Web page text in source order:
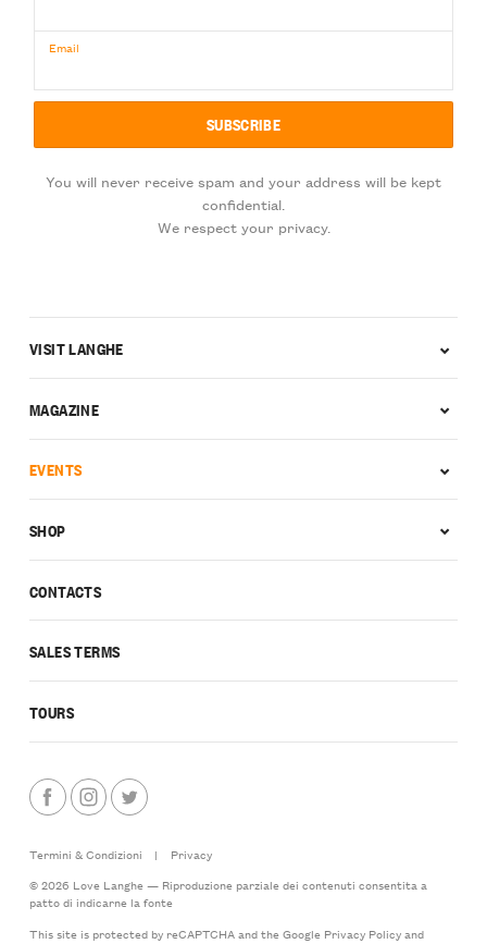
Email
You will never receive spam and your address will be kept
confidential.
We respect your privacy.
CONTACTS
SALES TERMS
TOURS
VISIT LANGHE
MAGAZINE
EVENTS
SHOP
Termini & Condizioni |
Privacy
© 2026 Love Langhe — Riproduzione parziale dei contenuti consentita a
patto di indicarne la fonte
This site is protected by reCAPTCHA and the Google Privacy Policyand